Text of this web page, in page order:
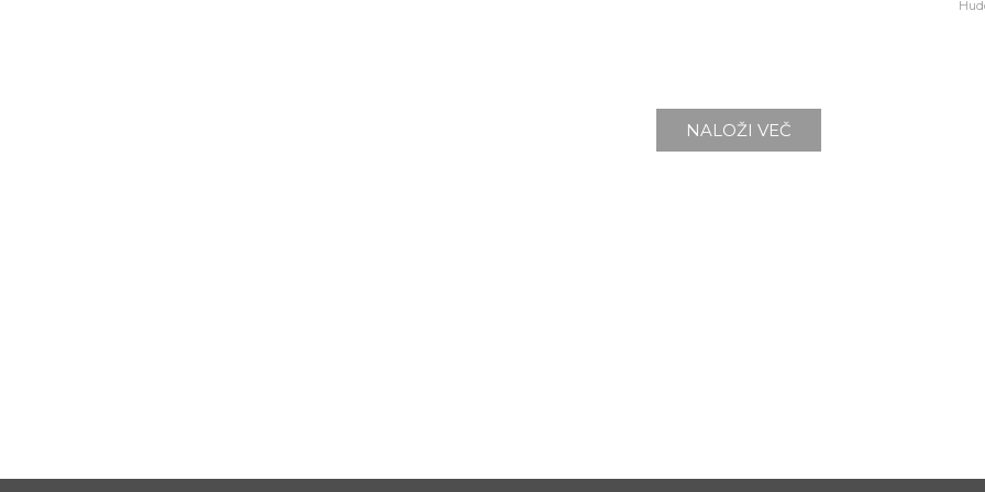
NALOŽI VEČ